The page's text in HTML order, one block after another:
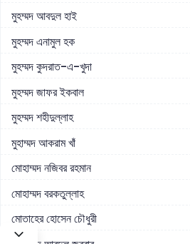
মুহম্মদ আবদুল হাই
মুহম্মদ এনামুল হক
মুহম্মদ কুদরাত-এ-খুদা
মুহম্মদ জাফর ইকবাল
মুহম্মদ শহীদুল্লাহ
মুহাম্মদ আকরাম খাঁ
মোহাম্মদ নজিবর রহমান
মোহাম্মদ বরকতুল্লাহ
মোতাহের হোসেন চৌধুরী